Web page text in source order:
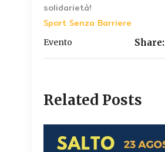
solidarietà!
Sport Senza Barriere
Evento Share:
Related Posts